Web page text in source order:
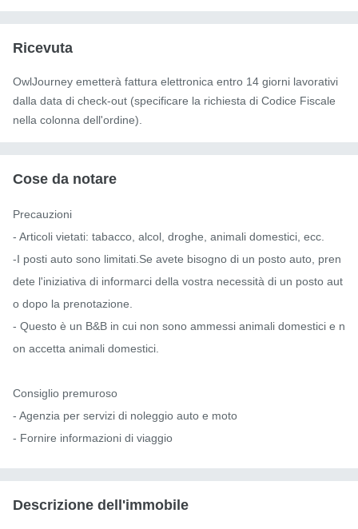
Ricevuta
OwlJourney emetterà fattura elettronica entro 14 giorni lavorativi
dalla data di check-out (specificare la richiesta di Codice Fiscale
nella colonna dell'ordine).
Cose da notare
Precauzioni
- Articoli vietati: tabacco, alcol, droghe, animali domestici, ecc.
-I posti auto sono limitati.Se avete bisogno di un posto auto, pren
dete l'iniziativa di informarci della vostra necessità di un posto aut
o dopo la prenotazione.
- Questo è un B&B in cui non sono ammessi animali domestici e n
on accetta animali domestici.
Consiglio premuroso
- Agenzia per servizi di noleggio auto e moto
- Fornire informazioni di viaggio
Descrizione dell'immobile